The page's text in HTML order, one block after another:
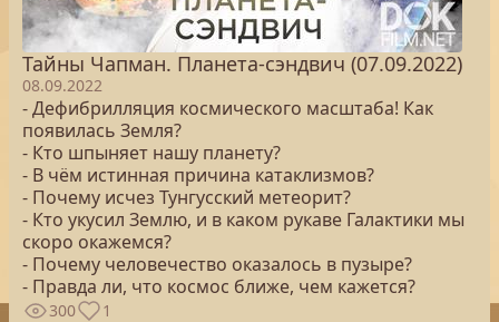
Тайны Чапман. Планета-сэндвич (07.09.2022)
08.09.2022
- Дефибрилляция космического масштаба! Как
появилась Земля?
- Кто шпыняет нашу планету?
- В чём истинная причина катаклизмов?
- Почему исчез Тунгусский метеорит?
- Кто укусил Землю, и в каком рукаве Галактики мы
скоро окажемся?
- Почему человечество оказалось в пузыре?
- Правда ли, что космос ближе, чем кажется?
300 1